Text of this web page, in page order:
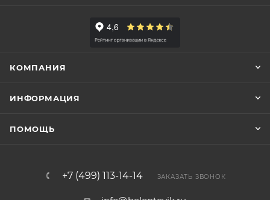
КОМПАНИЯ
ИНФОРМАЦИЯ
ПОМОЩЬ
+7 (499) 113-14-14 ЗАКАЗАТЬ ЗВОНОК